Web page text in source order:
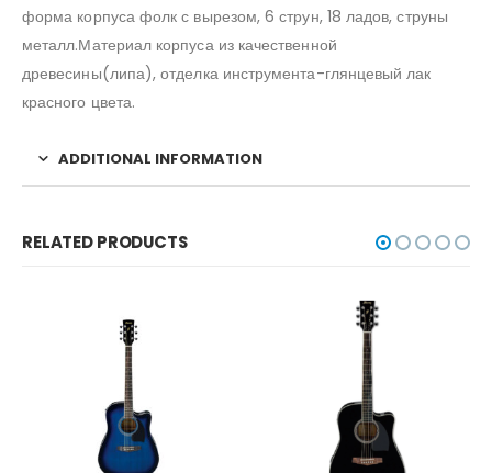
форма корпуса фолк с вырезом, 6 струн, 18 ладов, струны
металл.Материал корпуса из качественной
древесины(липа), отделка инструмента-глянцевый лак
красного цвета.
ADDITIONAL INFORMATION
RELATED PRODUCTS